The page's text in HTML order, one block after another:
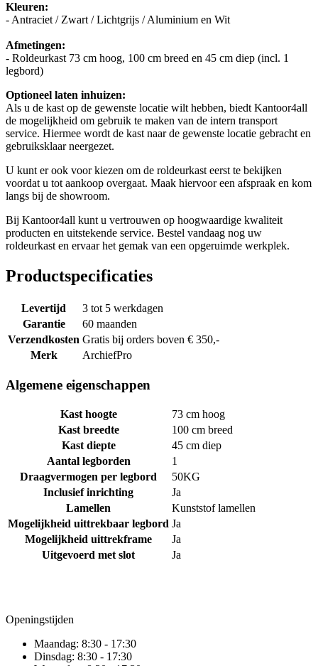
Kleuren:
- Antraciet / Zwart / Lichtgrijs / Aluminium en Wit
Afmetingen:
- Roldeurkast 73 cm hoog, 100 cm breed en 45 cm diep (incl. 1
legbord)
Optioneel laten inhuizen:
Als u de kast op de gewenste locatie wilt hebben, biedt Kantoor4all
de mogelijkheid om gebruik te maken van de intern transport
service. Hiermee wordt de kast naar de gewenste locatie gebracht en
gebruiksklaar neergezet.
U kunt er ook voor kiezen om de roldeurkast eerst te bekijken
voordat u tot aankoop overgaat. Maak hiervoor een afspraak en kom
langs bij de showroom.
Bij Kantoor4all kunt u vertrouwen op hoogwaardige kwaliteit
producten en uitstekende service. Bestel vandaag nog uw
roldeurkast en ervaar het gemak van een opgeruimde werkplek.
Productspecificaties
Levertijd
3 tot 5 werkdagen
Garantie
60 maanden
Verzendkosten Gratis bij orders boven € 350,-
Merk
ArchiefPro
Algemene eigenschappen
Kast hoogte
73 cm hoog
Kast breedte
100 cm breed
Kast diepte
45 cm diep
Aantal legborden
1
Draagvermogen per legbord
50KG
Inclusief inrichting
Ja
Lamellen
Kunststof lamellen
Mogelijkheid uittrekbaar legbord Ja
Mogelijkheid uittrekframe
Ja
Uitgevoerd met slot
Ja
Openingstijden
Maandag: 8:30 - 17:30
Dinsdag: 8:30 - 17:30